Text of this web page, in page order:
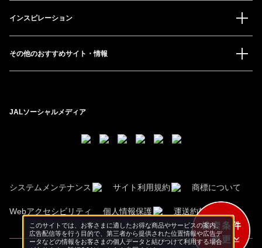
インスピレーション
その他のおすすめサイト・情報
JALソーシャルメディア
システムメンテナンス サイト利用規約 商標について
Webアクセシビリティ 個人情報保護 運送約款
このサイトでは、お客さまに適したお得な商品やサービスの案内、
広告配信等を行う目的で、第三者から提供された位置情報や広告デ
ータなどの情報をお客さまの個人データと結びつけて利用する場合